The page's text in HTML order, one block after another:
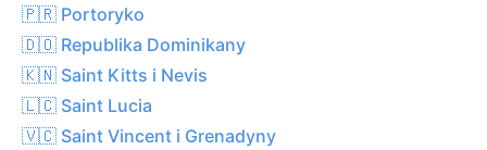
🇵🇷 Portoryko
🇩🇴 Republika Dominikany
🇰🇳 Saint Kitts i Nevis
🇱🇨 Saint Lucia
🇻🇨 Saint Vincent i Grenadyny